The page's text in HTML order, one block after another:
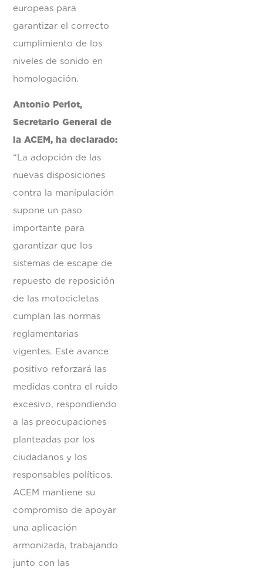
europeas para
garantizar el correcto
cumplimiento de los
niveles de sonido en
homologación.
Antonio Perlot,
Secretario General de
la ACEM, ha declarado:
“La adopción de las
nuevas disposiciones
contra la manipulación
supone un paso
importante para
garantizar que los
sistemas de escape de
repuesto de reposición
de las motocicletas
cumplan las normas
reglamentarias
vigentes. Este avance
positivo reforzará las
medidas contra el ruido
excesivo, respondiendo
a las preocupaciones
planteadas por los
ciudadanos y los
responsables políticos.
ACEM mantiene su
compromiso de apoyar
una aplicación
armonizada, trabajando
junto con las